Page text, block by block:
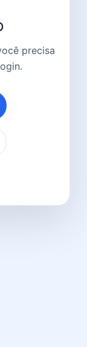
precisa